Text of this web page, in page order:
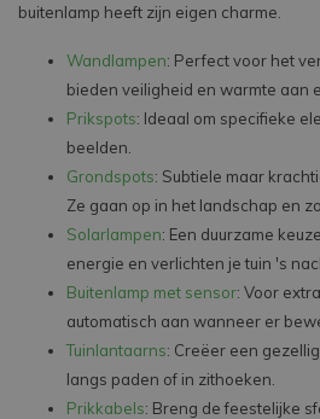
buitenlamp heeft zijn eigen charme.
Wandlampen: Perfect voor het
bieden veiligheid en warmte aan
Prikspots: Ideaal om specifieke
beelden.
Grondspots: Subtiele maar
Ze gaan op in het landschap en
Solarlampen: Een duurzame
energie en verlichten je tuin 's
Buitenlamp met sensor: Voor
automatisch aan wanneer er
Tuinlantaarns: Creëer een
langs paden of in zithoeken.
Prikkabels: Breng de feestelijke